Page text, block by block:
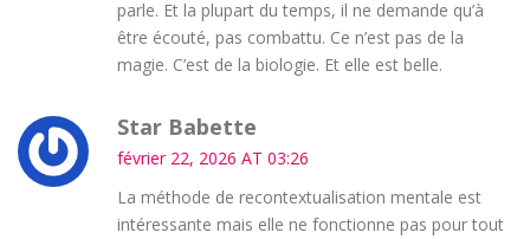
parle. Et la plupart du temps, il ne demande qu’à
être écouté, pas combattu. Ce n’est pas de la
magie. C’est de la biologie. Et elle est belle.
Star Babette
février 22, 2026 AT 03:26
La méthode de recontextualisation mentale est
intéressante mais elle ne fonctionne pas pour tout